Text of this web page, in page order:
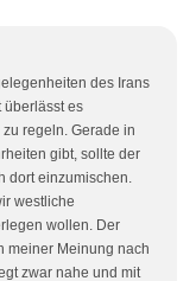
des Irans
überlässt es
regeln. Gerade in
gibt, sollte der
dort einzumischen.
westliche
wollen. Der
meiner Meinung nach
zwar nahe und mit